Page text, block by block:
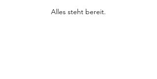
Alles steht bereit.